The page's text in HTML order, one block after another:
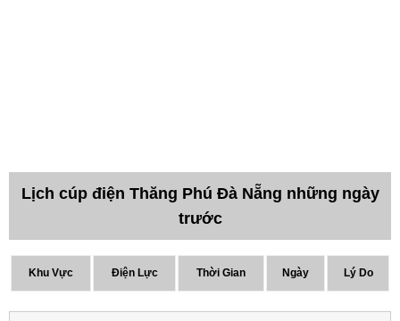
Lịch cúp điện Thăng Phú Đà Nẵng những ngày
trước
Khu Vực Điện Lực Thời Gian Ngày Lý Do